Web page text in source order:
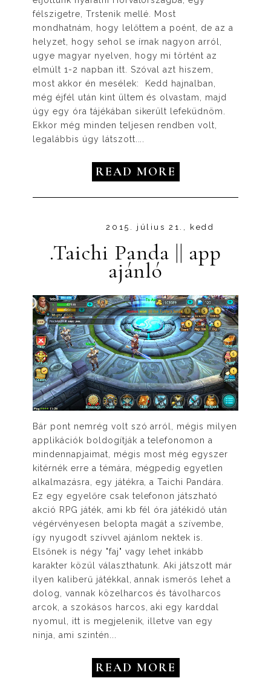
félszigetre, Trstenik mellé. Most
mondhatnám, hogy lelőttem a poént, de az a
helyzet, hogy sehol se írnak nagyon arról,
ugye magyar nyelven, hogy mi történt az
elmúlt 1-2 napban itt. Szóval azt hiszem,
most akkor én mesélek: Kedd hajnalban,
még éjfél után kint ültem és olvastam, majd
úgy egy óra tájékában sikerült lefeküdnöm.
Ekkor még minden teljesen rendben volt,
legalábbis úgy látszott....
READ MORE
2015. július 21., kedd
.Taichi Panda || app
ajánló
Bár pont nemrég volt szó arról, mégis milyen
applikációk boldogítják a telefonomon a
mindennapjaimat, mégis most még egyszer
kitérnék erre a témára, mégpedig egyetlen
alkalmazásra, egy játékra, a Taichi Pandára.
Ez egy egyelőre csak telefonon játszható
akció RPG játék, ami kb fél óra játékidő után
végérvényesen belopta magát a szívembe,
így nyugodt szívvel ajánlom nektek is.
Elsőnek is négy "faj" vagy lehet inkább
karakter közül választhatunk. Aki játszott már
ilyen kaliberű játékkal, annak ismerős lehet a
dolog, vannak közelharcos és távolharcos
arcok, a szokásos harcos, aki egy karddal
nyomul, itt is megjelenik, illetve van egy
ninja, ami szintén...
READ MORE